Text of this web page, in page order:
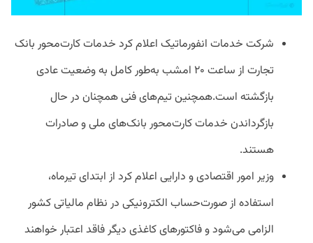
شرکت خدمات انفورماتیک اعلام کرد خدمات کارت‌محور بانک‌
تجارت از ساعت ۲۰ امشب به‌طور کامل به وضعیت عادی
بازگشته است.همچنین تیم‌های فنی همچنان در حال
بازگرداندن خدمات کارت‌محور بانک‌های ملی و صادرات
هستند.
وزیر امور اقتصادی و دارایی اعلام کرد از ابتدای تیرماه،
استفاده از صورت‌حساب الکترونیکی در نظام مالیاتی کشور
الزامی می‌شود و فاکتورهای کاغذی دیگر فاقد اعتبار خواهند